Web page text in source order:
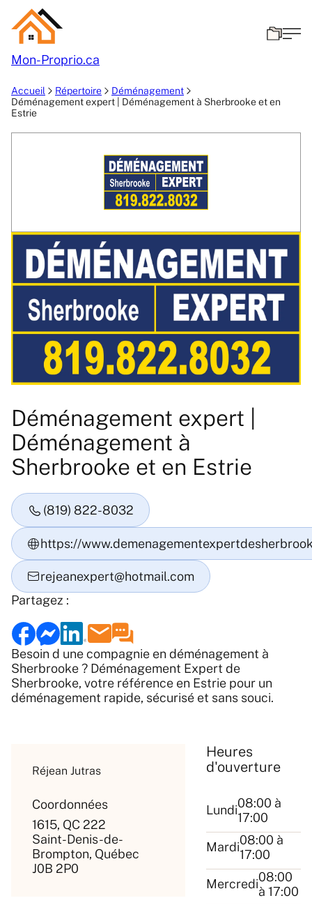
Mon-Proprio.ca
Accueil Répertoire
Déménagement
Déménagement expert | Déménagement à Sherbrooke et en
Estrie
Déménagement expert |
Déménagement à
Sherbrooke et en Estrie
Besoin d une compagnie en déménagement à
Sherbrooke ? Déménagement Expert de
Sherbrooke, votre référence en Estrie pour un
déménagement rapide, sécurisé et sans souci.
Partagez :
Réjean Jutras
Coordonnées
1615, QC 222
Saint-Denis-de-
Brompton, Québec
J0B 2P0
Heures
d'ouverture
Lundi08:00 à
17:00
Mardi08:00 à
17:00
Mercredi08:00
à 17:00